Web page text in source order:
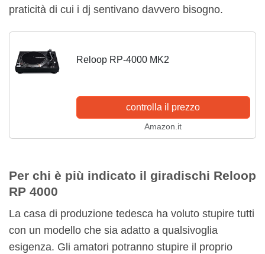
praticità di cui i dj sentivano davvero bisogno.
Reloop RP-4000 MK2
controlla il prezzo
Amazon.it
Per chi è più indicato il giradischi Reloop
RP 4000
La casa di produzione tedesca ha voluto stupire tutti
con un modello che sia adatto a qualsivoglia
esigenza. Gli amatori potranno stupire il proprio